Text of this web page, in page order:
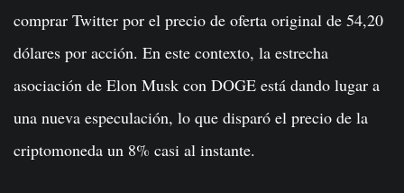
comprar Twitter por el precio de oferta original de 54,20
dólares por acción. En este contexto, la estrecha
asociación de Elon Musk con DOGE está dando lugar a
una nueva especulación, lo que disparó el precio de la
criptomoneda un 8% casi al instante.